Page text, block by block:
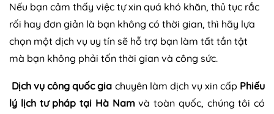
Nếu bạn cảm thấy việc tự xin quá khó khăn, thủ tục rắc
rối hay đơn giản là bạn không có thời gian, thì hãy lựa
chọn một dịch vụ uy tín sẽ hỗ trợ bạn làm tất tần tật
mà bạn không phải tốn thời gian và công sức.
Dịch vụ công quốc gia chuyên làm dịch vụ xin cấp Phiếu
lý lịch tư pháp tại Hà Namvà toàn quốc, chúng tôi có